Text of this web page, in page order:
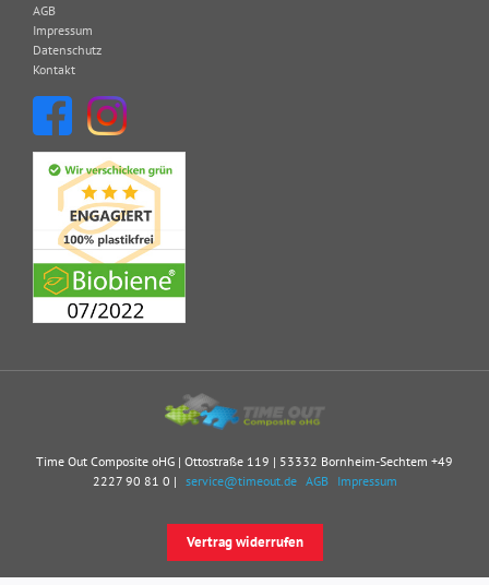
AGB
Impressum
Datenschutz
Kontakt
Time Out Composite oHG | Ottostraße 119 | 53332 Bornheim-Sechtem +49
2227 90 81 0 | service@timeout.de AGB Impressum
Vertrag widerrufen